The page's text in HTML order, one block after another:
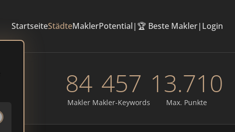
StartseiteStädteMaklerPotential| 🏆 Beste Makler| Login
84
Makler
457
Makler-Keywords
13.710
Max. Punkte